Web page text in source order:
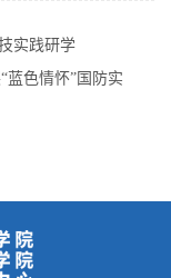
实践研学
蓝色情怀”国防实